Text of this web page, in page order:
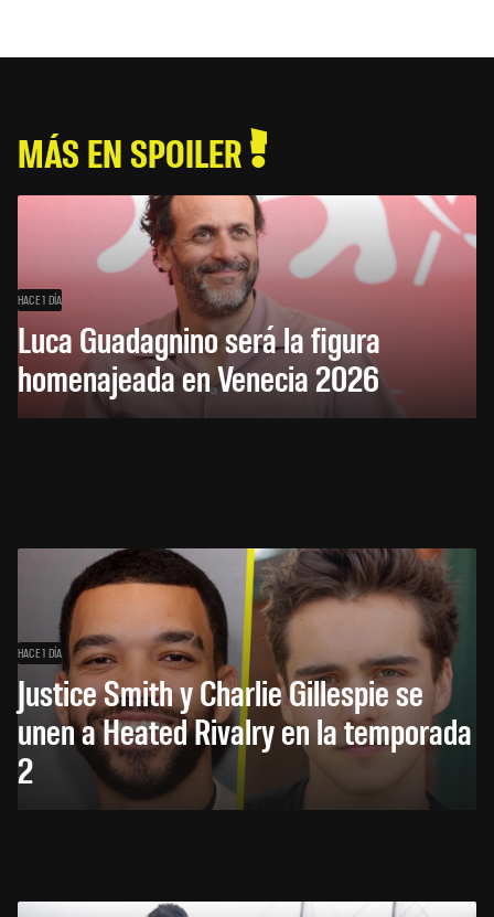
MÁS EN SPOILER
HACE 1 DÍA
Luca Guadagnino será la figura
homenajeada en Venecia 2026
HACE 1 DÍA
Justice Smith y Charlie Gillespie se
unen a Heated Rivalry en la temporada
2